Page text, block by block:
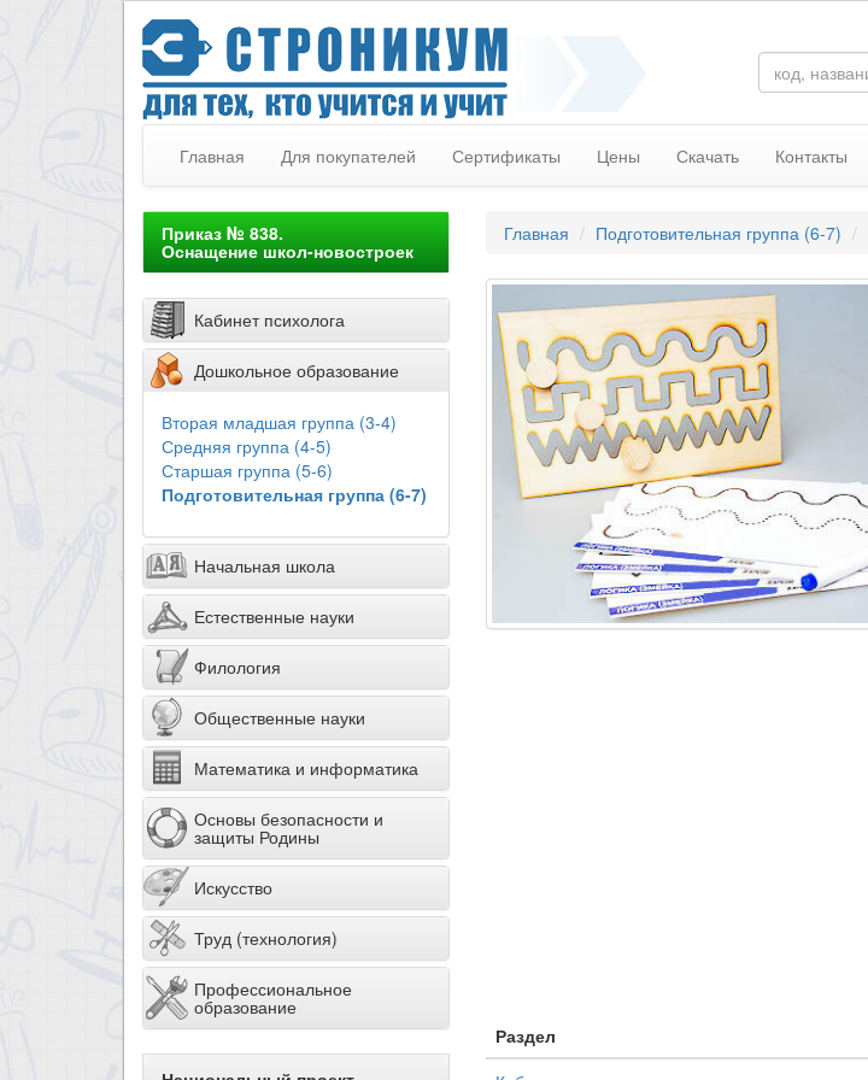
Главная Для покупателей Сертификаты Цены Скачать Контакты
Приказ № 838.
Оснащение школ-новостроек
Кабинет психолога
Дошкольное образование
Вторая младшая группа (3-4)
Средняя группа (4-5)
Старшая группа (5-6)
Подготовительная группа (6-7)
Начальная школа
Естественные науки
Филология
Общественные науки
Математика и информатика
Основы безопасности и
защиты Родины
Искусство
Труд (технология)
Профессиональное
образование
Главная Подготовительная группа (6-7)
Раздел